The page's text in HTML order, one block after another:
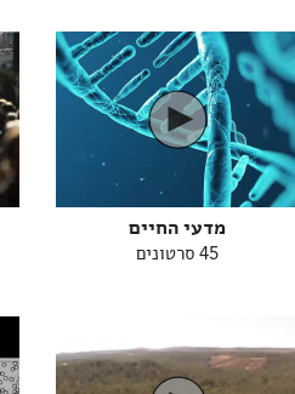
מדעי החיים
45 סרטונים